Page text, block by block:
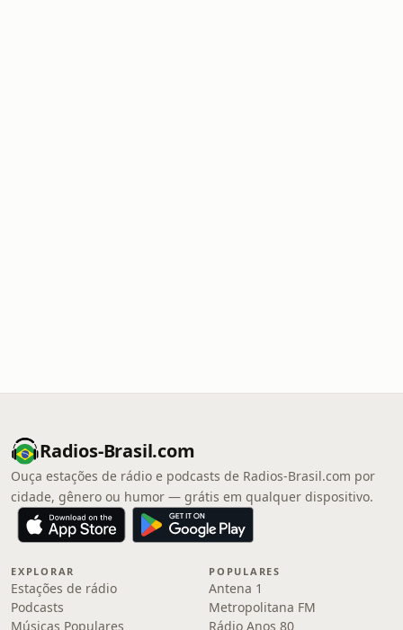
Radios-Brasil.com
Ouça estações de rádio e podcasts de Radios-Brasil.com por
cidade, gênero ou humor — grátis em qualquer dispositivo.
EXPLORAR
Estações de rádio
Podcasts
Músicas Populares
POPULARES
Antena 1
Metropolitana FM
Rádio Anos 80